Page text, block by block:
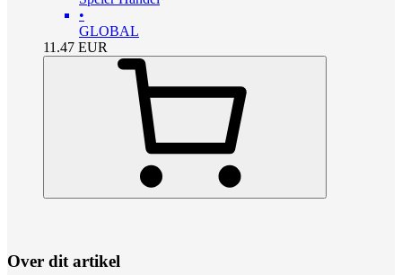
•
GLOBAL
11.47 EUR
Over dit artikel